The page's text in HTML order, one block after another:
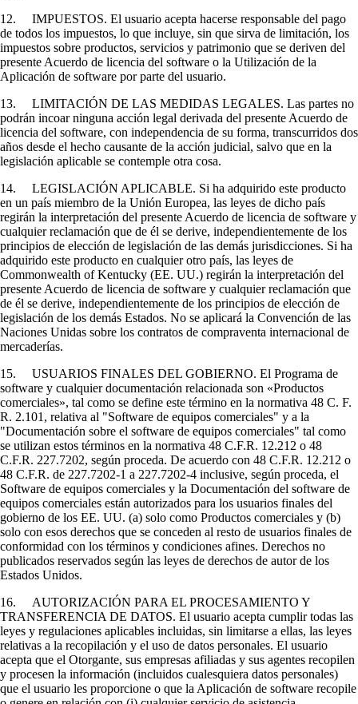
12. IMPUESTOS. El usuario acepta hacerse responsable del pago
de todos los impuestos, lo que incluye, sin que sirva de limitación, los
impuestos sobre productos, servicios y patrimonio que se deriven del
presente Acuerdo de licencia del software o la Utilización de la
Aplicación de software por parte del usuario.
13. LIMITACIÓN DE LAS MEDIDAS LEGALES. Las partes no
podrán incoar ninguna acción legal derivada del presente Acuerdo de
licencia del software, con independencia de su forma, transcurridos dos
años desde el hecho causante de la acción judicial, salvo que en la
legislación aplicable se contemple otra cosa.
14. LEGISLACIÓN APLICABLE. Si ha adquirido este producto
en un país miembro de la Unión Europea, las leyes de dicho país
regirán la interpretación del presente Acuerdo de licencia de software y
cualquier reclamación que de él se derive, independientemente de los
principios de elección de legislación de las demás jurisdicciones. Si ha
adquirido este producto en cualquier otro país, las leyes de
Commonwealth of Kentucky (EE. UU.) regirán la interpretación del
presente Acuerdo de licencia de software y cualquier reclamación que
de él se derive, independientemente de los principios de elección de
legislación de los demás Estados. No se aplicará la Convención de las
Naciones Unidas sobre los contratos de compraventa internacional de
mercaderías.
15. USUARIOS FINALES DEL GOBIERNO. El Programa de
software y cualquier documentación relacionada son «Productos
comerciales», tal como se define este término en la normativa 48 C. F.
R. 2.101, relativa al "Software de equipos comerciales" y a la
"Documentación sobre el software de equipos comerciales" tal como
se utilizan estos términos en la normativa 48 C.F.R. 12.212 o 48
C.F.R. 227.7202, según proceda. De acuerdo con 48 C.F.R. 12.212 o
48 C.F.R. de 227.7202-1 a 227.7202-4 inclusive, según proceda, el
Software de equipos comerciales y la Documentación del software de
equipos comerciales están autorizados para los usuarios finales del
gobierno de los EE. UU. (a) solo como Productos comerciales y (b)
solo con esos derechos que se conceden al resto de usuarios finales de
conformidad con los términos y condiciones afines. Derechos no
publicados reservados según las leyes de derechos de autor de los
Estados Unidos.
16. AUTORIZACIÓN PARA EL PROCESAMIENTO Y
TRANSFERENCIA DE DATOS. El usuario acepta cumplir todas las
leyes y regulaciones aplicables incluidas, sin limitarse a ellas, las leyes
relativas a la recopilación y el uso de datos personales. El usuario
acepta que el Otorgante, sus empresas afiliadas y sus agentes recopilen
y procesen la información (incluidos cualesquiera datos personales)
que el usuario les proporcione o que la Aplicación de software recopile